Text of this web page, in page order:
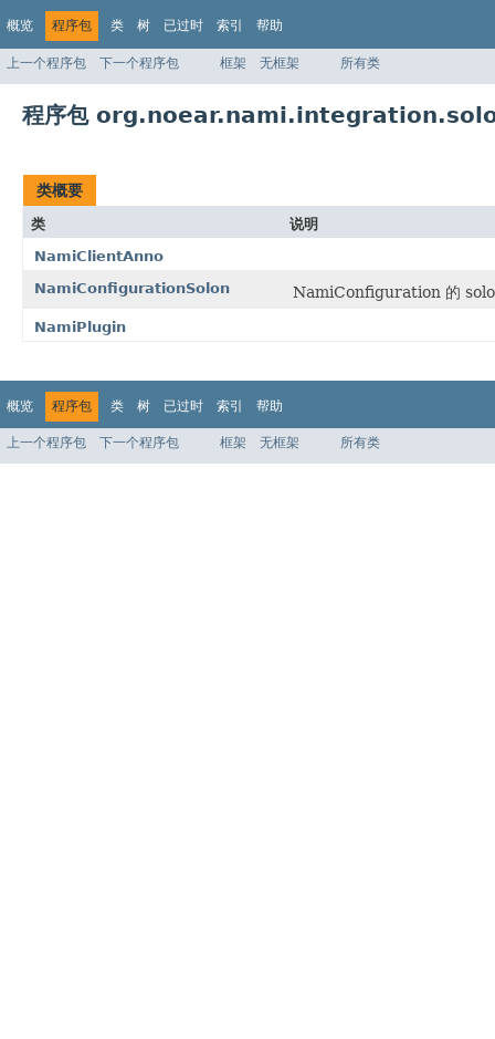
概览 程序包 类 树 已过时 索引 帮助
上一个程序包 下一个程序包 框架 无框架 所有类
程序包
类概要
类
说明
NamiClientAnno
NamiConfigurationSolon
NamiConfiguration 的
NamiPlugin
概览 程序包 类 树 已过时 索引 帮助
上一个程序包 下一个程序包 框架 无框架 所有类